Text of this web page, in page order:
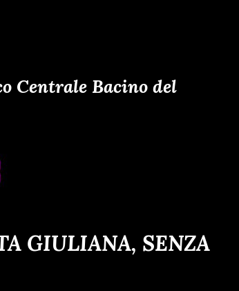
Centrale Bacino del
GIULIANA, SENZA